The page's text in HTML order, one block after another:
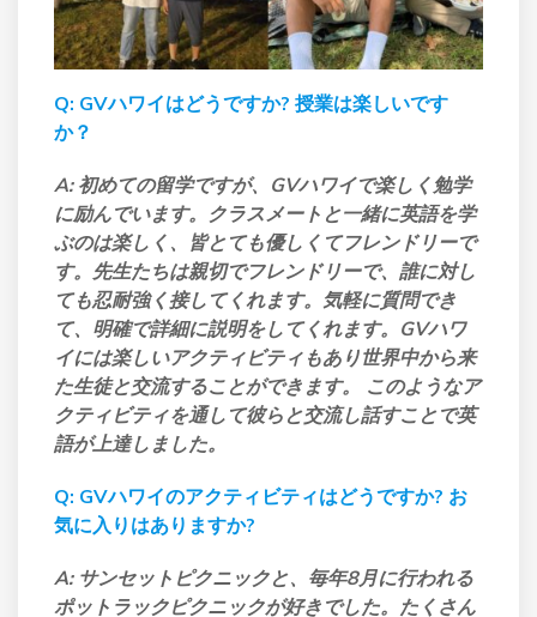
Q: GVハワイはどうですか? 授業は楽しいです
か？
A: 初めての留学ですが、GVハワイで楽しく勉学
に励んでいます。クラスメートと一緒に英語を学
ぶのは楽しく、皆とても優しくてフレンドリーで
す。先生たちは親切でフレンドリーで、誰に対し
ても忍耐強く接してくれます。気軽に質問でき
て、明確で詳細に説明をしてくれます。GVハワ
イには楽しいアクティビティもあり世界中から来
た生徒と交流することができます。 このようなア
クティビティを通して彼らと交流し話すことで英
語が上達しました。
Q: GVハワイのアクティビティはどうですか? お
気に入りはありますか?
A: サンセットピクニックと、毎年8月に行われる
ポットラックピクニックが好きでした。たくさん